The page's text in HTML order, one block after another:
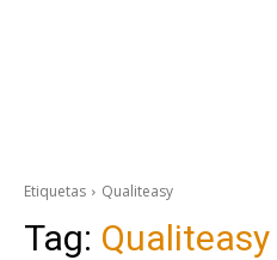
Etiquetas Qualiteasy
Tag: Qualiteasy